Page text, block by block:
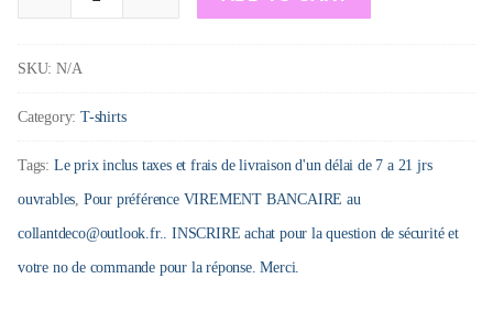
Shirt
tu
es
comme
mon
café
SKU: N/A
Category: T-shirts
Tags: Le prix inclus taxes et frais de livraison d'un délai de 7 a 21 jrs
ouvrables, Pour préférence VIREMENT BANCAIRE au
collantdeco@outlook.fr.. INSCRIRE achat pour la question de sécurité et
votre no de commande pour la réponse. Merci.